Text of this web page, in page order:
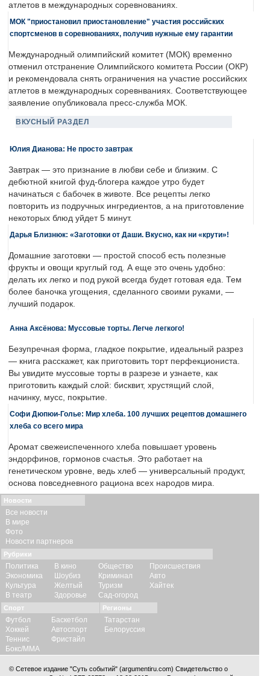
атлетов в международных соревнованиях.
МОК "приостановил приостановление" участия российских
спортсменов в соревнованиях, получив нужные ему гарантии
Международный олимпийский комитет (МОК) временно
отменил отстранение Олимпийского комитета России (ОКР)
и рекомендовала снять ограничения на участие российских
атлетов в международных соревнваниях. Соответствующее
заявление опубликовала пресс-служба МОК.
ВКУСНЫЙ РАЗДЕЛ
Юлия Дианова: Не просто завтрак
Завтрак — это признание в любви себе и близким. С
дебютной книгой фуд-блогера каждое утро будет
начинаться с бабочек в животе. Все рецепты легко
повторить из подручных ингредиентов, а на приготовление
некоторых блюд уйдет 5 минут.
Дарья Близнюк: «Заготовки от Даши. Вкусно, как ни «крути»!
Домашние заготовки — простой способ есть полезные
фрукты и овощи круглый год. А еще это очень удобно:
делать их легко и под рукой всегда будет готовая еда. Тем
более баночка угощения, сделанного своими руками, —
лучший подарок.
Анна Аксёнова: Муссовые торты. Легче легкого!
Безупречная форма, гладкое покрытие, идеальный разрез
— книга расскажет, как приготовить торт перфекциониста.
Вы увидите муссовые торты в разрезе и узнаете, как
приготовить каждый слой: бисквит, хрустящий слой,
начинку, мусс, покрытие.
Софи Дюпюи-Голье: Мир хлеба. 100 лучших рецептов домашнего
хлеба со всего мира
Аромат свежеиспеченного хлеба повышает уровень
эндорфинов, гормонов счастья. Это работает на
генетическом уровне, ведь хлеб — универсальный продукт,
основа повседневного рациона всех народов мира.
Новости
Все новости
В мире
Фото
Новости партнеров
Рубрики
Политика
Экономика
Культура
В театр
В кино
Шоубиз
Желтый
Здоровье
Общество
Криминал
Туризм
Сад-огород
Происшествия
Авто
Хайтек
Спорт
Футбол
Хоккей
Теннис
Бокс/ММА
Баскетбол
Автоспорт
Фристайл
Регионы
Татарстан
Белоруссия
© Сетевое издание "Суть событий" (argumentiru.com) Свидетельство о